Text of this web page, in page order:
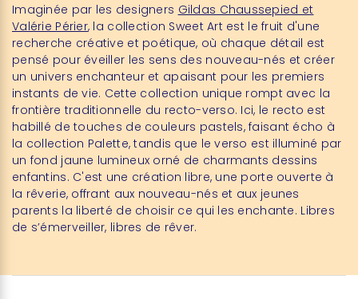
Imaginée par les designers Gildas Chaussepied et
Valérie Périer, la collection Sweet Art est le fruit d'une
recherche créative et poétique, où chaque détail est
pensé pour éveiller les sens des nouveau-nés et créer
un univers enchanteur et apaisant pour les premiers
instants de vie. Cette collection unique rompt avec la
frontière traditionnelle du recto-verso. Ici, le recto est
habillé de touches de couleurs pastels, faisant écho à
la collection Palette, tandis que le verso est illuminé par
un fond jaune lumineux orné de charmants dessins
enfantins. C'est une création libre, une porte ouverte à
la rêverie, offrant aux nouveau-nés et aux jeunes
parents la liberté de choisir ce qui les enchante. Libres
de s’émerveiller, libres de rêver.